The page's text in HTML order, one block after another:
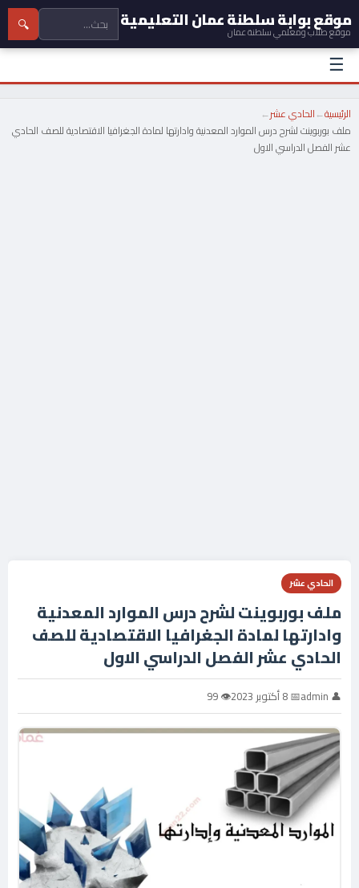
موقع بوابة سلطنة عمان التعليمية
موقع طلاب ومعلمي سلطنة عمان 🔍
☰
الرئيسية←الحادي عشر←
ملف بوربوينت لشرح درس الموارد المعدنية وادارتها لمادة الجغرافيا الاقتصادية للصف الحادي
عشر الفصل الدراسي الاول
الحادي عشر
ملف بوربوينت لشرح درس الموارد المعدنية
وادارتها لمادة الجغرافيا الاقتصادية للصف
الحادي عشر الفصل الدراسي الاول
👤 admin 📅 8 أكتوبر 2023 👁 99